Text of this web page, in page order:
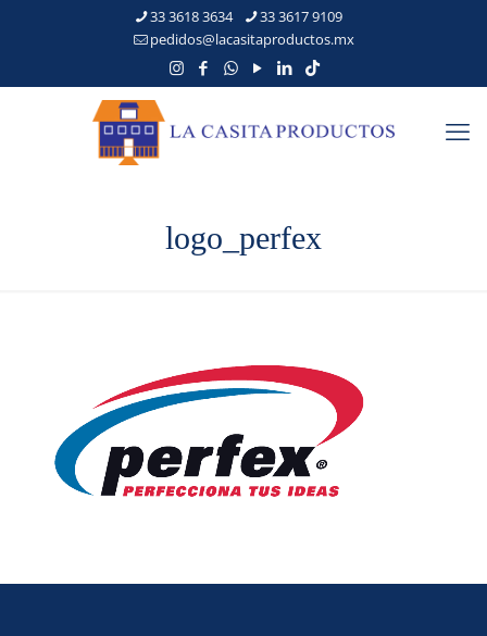
33 3618 3634
33 3617 9109
pedidos@lacasitaproductos.mx
logo_perfex